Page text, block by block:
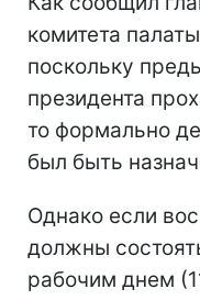
комитета
поскольку
президента
то формально
был быть
Однако если
должны
рабочим днем